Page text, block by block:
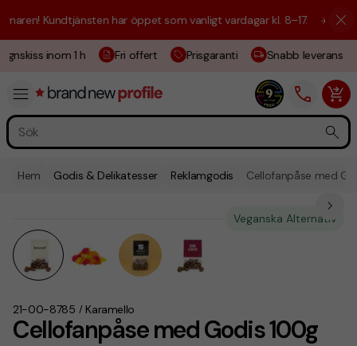
Kundtjänsten har öppet som vanligt vardagar kl. 8–17. ☀️ Vi är här
inom 1 h Fri offert Prisgaranti Snabb leverans
Hem Godis & Delikatesser Reklamgodis Cellofanpåse med
Cellofanpåse med Godis 100g
21-00-8785 / Karamello
Veganska Alternativ